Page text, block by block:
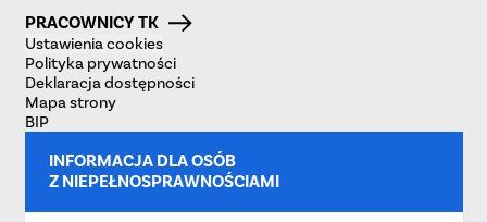
PRACOWNICY TK
Ustawienia cookies
Polityka prywatności
Deklaracja dostępności
Mapa strony
BIP
INFORMACJA DLA OSÓB
Z NIEPEŁNOSPRAWNOŚCIAMI